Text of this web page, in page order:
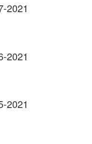
2021
2021
2021